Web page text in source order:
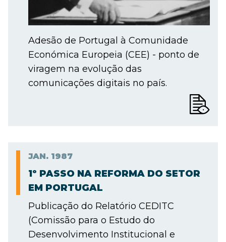
Adesão de Portugal à Comunidade
Económica Europeia (CEE) - ponto de
viragem na evolução das
comunicações digitais no país.
JAN. 1987
1º PASSO NA REFORMA DO SETOR
EM PORTUGAL
Publicação do Relatório CEDITC
(Comissão para o Estudo do
Desenvolvimento Institucional e